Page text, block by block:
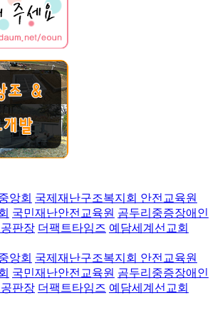
앙회 국제재난구조복지회 안전교육원
국민재난안전교육원 곰두리중증장애인
판장 더팩트타임즈 예담세계선교회
앙회 국제재난구조복지회 안전교육원
국민재난안전교육원 곰두리중증장애인
판장 더팩트타임즈 예담세계선교회